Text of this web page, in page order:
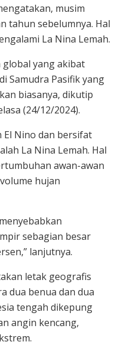
musim
tahun sebelumnya. Hal
La Nina Lemah.
global yang akibat
Samudra Pasifik yang
biasanya, dikutip
(24/12/2024).
El Nino dan bersifat
La Nina Lemah. Hal
awan-awan
hujan
sebagian besar
lanjutnya.
letak geografis
dua benua dan dua
tengah dikepung
angin kencang,